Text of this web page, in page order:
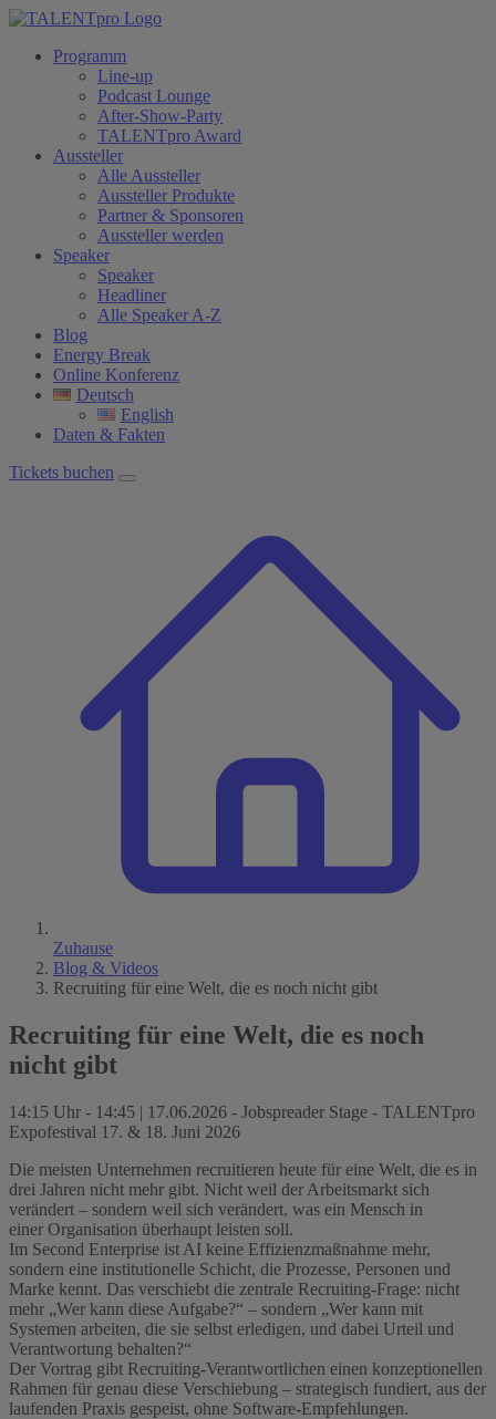
Programm
Line-up
Podcast Lounge
After-Show-Party
TALENTpro Award
Aussteller
Alle Aussteller
Aussteller Produkte
Partner & Sponsoren
Aussteller werden
Speaker
Speaker
Headliner
Alle Speaker A-Z
Blog
Energy Break
Online Konferenz
Deutsch
English
Daten & Fakten
Tickets buchen
Zuhause
Blog & Videos
Recruiting für eine Welt, die es noch nicht gibt
Recruiting für eine Welt, die es noch
nicht gibt
14:15 Uhr - 14:45 | 17.06.2026 - Jobspreader Stage - TALENTpro
Expofestival 17. & 18. Juni 2026
Die meisten Unternehmen recruitieren heute für eine Welt, die es in
drei Jahren nicht mehr gibt. Nicht weil der Arbeitsmarkt sich
verändert – sondern weil sich verändert, was ein Mensch in
einer Organisation überhaupt leisten soll.
Im Second Enterprise ist AI keine Effizienzmaßnahme mehr,
sondern eine institutionelle Schicht, die Prozesse, Personen und
Marke kennt. Das verschiebt die zentrale Recruiting-Frage: nicht
mehr „Wer kann diese Aufgabe?“ – sondern „Wer kann mit
Systemen arbeiten, die sie selbst erledigen, und dabei Urteil und
Verantwortung behalten?“
Der Vortrag gibt Recruiting-Verantwortlichen einen konzeptionellen
Rahmen für genau diese Verschiebung – strategisch fundiert, aus der
laufenden Praxis gespeist, ohne Software-Empfehlungen.